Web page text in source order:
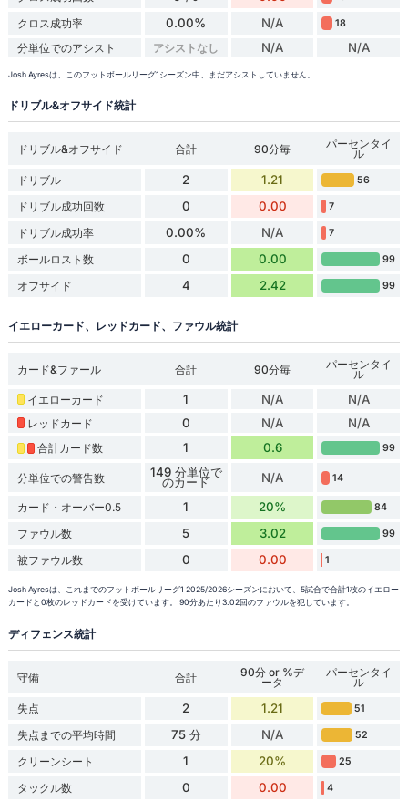
クロス成功率 0.00% N/A 18
分単位でのアシスト アシストなし N/A N/A
Josh Ayresは、このフットボールリーグ1シーズン中、まだアシストしていません。
ドリブル&オフサイド統計
ドリブル&オフサイド 合計 90分毎 パーセンタイ
ル
ドリブル
2 1.21 56
ドリブル成功回数 0 0.00 7
ドリブル成功率 0.00% N/A 7
ボールロスト数 0 0.00 99
オフサイド 4 2.42 99
イエローカード、レッドカード、ファウル統計
カード&ファール 合計 90分毎 パーセンタイ
ル
イエローカード
1 N/A N/A
レッドカード 0 N/A N/A
合計カード数 1 0.6 99
分単位での警告数 149 分単位で
のカード N/A 14
カード・オーバー0.5 1 20% 84
ファウル数 5 3.02 99
被ファウル数 0 0.00 1
Josh Ayresは、これまでのフットボールリーグ1 2025/2026シーズンにおいて、5試合で合計1枚のイエロー
カードと0枚のレッドカードを受けています。 90分あたり3.02回のファウルを犯しています。
ディフェンス統計
守備 合計 90分 or %デ
ータ
パーセンタイ
ル
失点
2 1.21 51
失点までの平均時間 75 分 N/A 52
クリーンシート 1 20% 25
タックル数 0 0.00 4